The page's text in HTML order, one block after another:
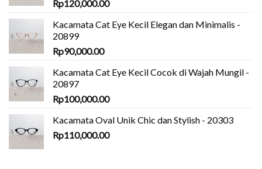
Rp120,000.00
Kacamata Cat Eye Kecil Elegan dan Minimalis -
20899
Rp90,000.00
Kacamata Cat Eye Kecil Cocok di Wajah Mungil -
20897
Rp100,000.00
Kacamata Oval Unik Chic dan Stylish - 20303
Rp110,000.00